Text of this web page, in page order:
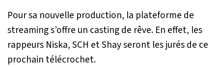
Pour sa nouvelle production, la plateforme de
streaming s’offre un casting de rêve. En effet, les
rappeurs Niska, SCH et Shay seront les jurés de ce
prochain télécrochet.